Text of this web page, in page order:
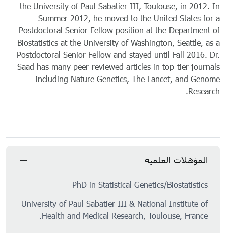
the University of Paul Sabatier III, Toulouse, in 2012. In
Summer 2012, he moved to the United States for a
Postdoctoral Senior Fellow position at the Department of
Biostatistics at the University of Washington, Seattle, as a
Postdoctoral Senior Fellow and stayed until Fall 2016. Dr.
Saad has many peer-reviewed articles in top-tier journals
including Nature Genetics, The Lancet, and Genome
Research.
المؤهلات العلمية
PhD in Statistical Genetics/Biostatistics
University of Paul Sabatier III & National Institute of
Health and Medical Research, Toulouse, France.